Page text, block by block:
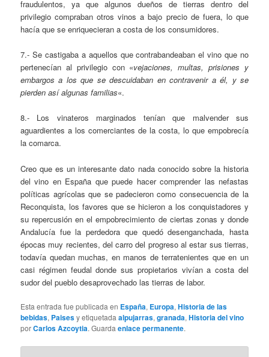
fraudulentos, ya que algunos dueños de tierras dentro del
privilegio compraban otros vinos a bajo precio de fuera, lo que
hacía que se enriquecieran a costa de los consumidores.
7.- Se castigaba a aquellos que contrabandeaban el vino que no
pertenecían al privilegio con «vejaciones, multas, prisiones y
embargos a los que se descuidaban en contravenir a él, y se
pierden así algunas familias«.
8.- Los vinateros marginados tenían que malvender sus
aguardientes a los comerciantes de la costa, lo que empobrecía
la comarca.
Creo que es un interesante dato nada conocido sobre la historia
del vino en España que puede hacer comprender las nefastas
políticas agrícolas que se padecieron como consecuencia de la
Reconquista, los favores que se hicieron a los conquistadores y
su repercusión en el empobrecimiento de ciertas zonas y donde
Andalucía fue la perdedora que quedó desenganchada, hasta
épocas muy recientes, del carro del progreso al estar sus tierras,
todavía quedan muchas, en manos de terratenientes que en un
casi régimen feudal donde sus propietarios vivían a costa del
sudor del pueblo desaprovechado las tierras de labor.
Esta entrada fue publicada en España, Europa,Historia de las
bebidas, Paisesy etiquetadaalpujarras,granada,Historia del vino
porCarlos Azcoytia. Guardaenlace permanente.